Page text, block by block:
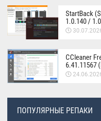
StartBack
1.0.140 /
CCleaner
6.41.11567
ПОПУЛЯРНЫЕ РЕПАКИ